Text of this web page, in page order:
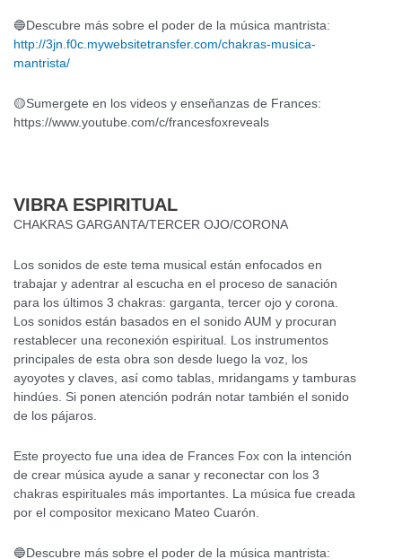
🔵Descubre más sobre el poder de la música mantrista:
http://3jn.f0c.mywebsitetransfer.com/chakras-musica-
mantrista/
🟡Sumergete en los videos y enseñanzas de Frances:
https://www.youtube.com/c/francesfoxreveals
VIBRA ESPIRITUAL
CHAKRAS GARGANTA/TERCER OJO/CORONA
Los sonidos de este tema musical están enfocados en
trabajar y adentrar al escucha en el proceso de sanación
para los últimos 3 chakras: garganta, tercer ojo y corona.
Los sonidos están basados en el sonido AUM y procuran
restablecer una reconexión espiritual. Los instrumentos
principales de esta obra son desde luego la voz, los
ayoyotes y claves, así como tablas, mridangams y tamburas
hindúes. Si ponen atención podrán notar también el sonido
de los pájaros.
Este proyecto fue una idea de Frances Fox con la intención
de crear música ayude a sanar y reconectar con los 3
chakras espirituales más importantes. La música fue creada
por el compositor mexicano Mateo Cuarón.
🔵Descubre más sobre el poder de la música mantrista: